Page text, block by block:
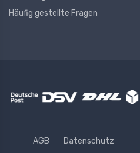
Häufig gestellte Fragen
AGB Datenschutz